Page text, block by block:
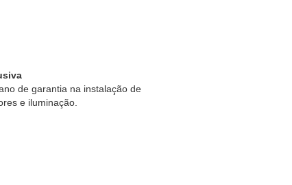
de garantia na instalação de
e iluminação.